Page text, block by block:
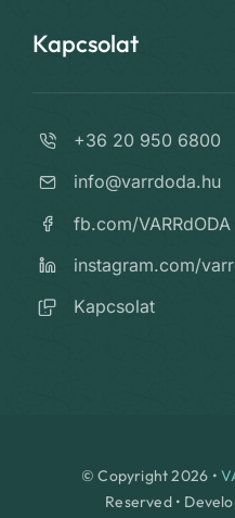
Kapcsolat
+36 20 950 6800
info@varrdoda.hu
fb.com/VARRdODA
instagram.com/
Kapcsolat
© Copyright 2026 •
Reserved •